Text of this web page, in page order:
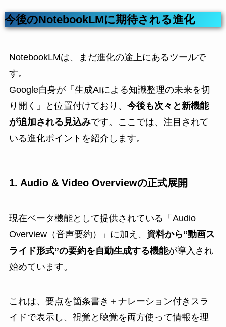
今後のNotebookLMに期待される進化
NotebookLMは、まだ進化の途上にあるツールで
す。
Google自身が「生成AIによる知識整理の未来を切
り開く」と位置付けており、 今後も次々と新機能
が追加される見込みです。ここでは、注目されて
いる進化ポイントを紹介します。
1. Audio & Video Overviewの正式展開
現在ベータ機能として提供されている「Audio
Overview（音声要約）」に加え、 資料から“動画ス
ライド形式”の要約を自動生成する機能が導入され
始めています。
これは、要点を箇条書き＋ナレーション付きスラ
イドで表示し、視覚と聴覚を両方使って情報を理